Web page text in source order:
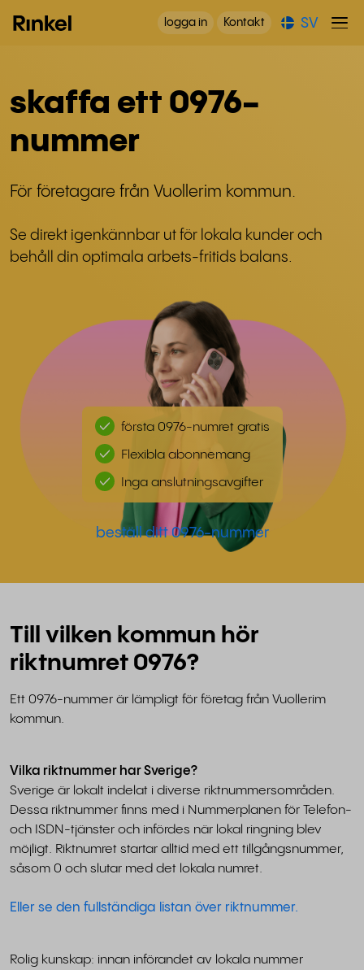
logga in Kontakt SV
skaffa ett 0976-
nummer
För företagare från Vuollerim kommun.
Se direkt igenkännbar ut för lokala kunder och
behåll din optimala arbets-fritids balans.
första 0976-numret gratis
Flexibla abonnemang
Inga anslutningsavgifter
beställ ditt 0976-nummer
Till vilken kommun hör
riktnumret 0976?
Ett 0976-nummer är lämpligt för företag från Vuollerim
kommun.
Vilka riktnummer har Sverige?
Sverige är lokalt indelat i diverse riktnummersområden.
Dessa riktnummer finns med i Nummerplanen för Telefon-
och ISDN-tjänster och infördes när lokal ringning blev
möjligt. Riktnumret startar alltid med ett tillgångsnummer,
såsom 0 och slutar med det lokala numret.
Eller se den fullständiga listan över riktnummer.
Rolig kunskap: innan införandet av lokala nummer